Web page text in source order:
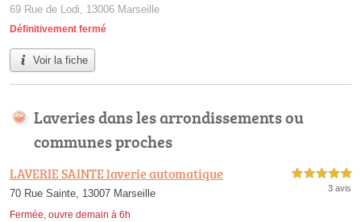
69 Rue de Lodi, 13006 Marseille
Définitivement fermé
Voir la fiche
Laveries dans les arrondissements ou
communes proches
LAVERIE SAINTE laverie automatique
70 Rue Sainte, 13007 Marseille
Fermée, ouvre demain à 6h
5,0 étoiles sur 5
3 avis